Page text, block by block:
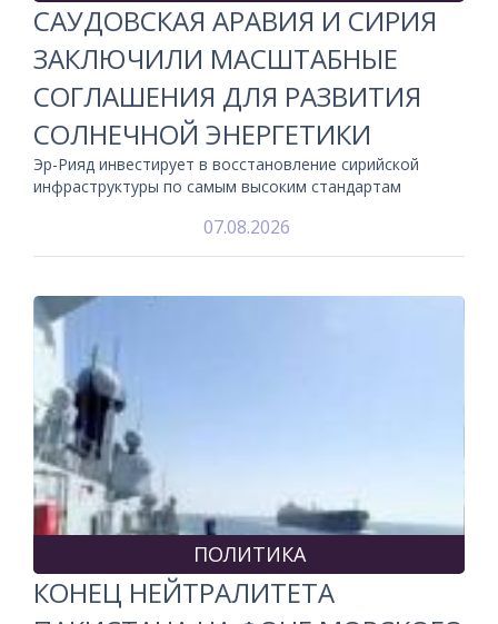
САУДОВСКАЯ АРАВИЯ И СИРИЯ
ЗАКЛЮЧИЛИ МАСШТАБНЫЕ
СОГЛАШЕНИЯ ДЛЯ РАЗВИТИЯ
СОЛНЕЧНОЙ ЭНЕРГЕТИКИ
Эр-Рияд инвестирует в восстановление сирийской
инфраструктуры по самым высоким стандартам
07.08.2026
ПОЛИТИКА
КОНЕЦ НЕЙТРАЛИТЕТА